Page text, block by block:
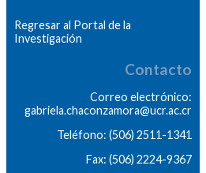
Regresar al Portal de la
Investigación
Contacto
Correo electrónico:
gabriela.chaconzamora@ucr.ac.cr
Teléfono: (506) 2511-1341
Fax: (506) 2224-9367